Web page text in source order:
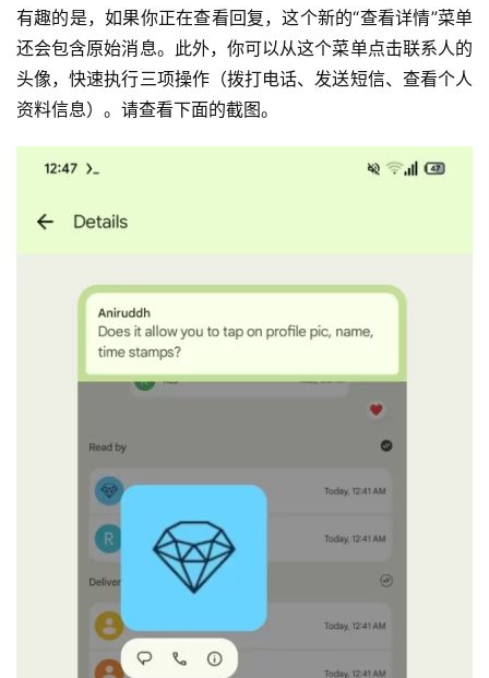
有趣的是，如果你正在查看回复，这个新的“查看详情”菜单
还会包含原始消息。此外，你可以从这个菜单点击联系人的
头像，快速执行三项操作（拨打电话、发送短信、查看个人
资料信息）。请查看下面的截图。